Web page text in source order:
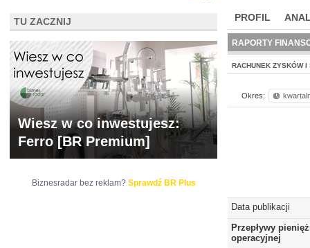
PROFIL
WYCENA BR
RAPORTY
RACHUNEK ZYSKÓW I
Okres:
Data publikacji
Przepływy
operacyjnej
TU ZACZNIJ
Wiesz w co inwestujesz:
Ferro [BR Premium]
Biznesradar bez reklam? Sprawdź BR Plus